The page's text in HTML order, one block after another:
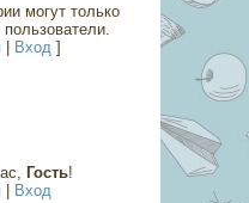
могут только
| Вход ]
Гость!
| Вход